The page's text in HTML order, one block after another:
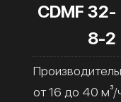
CDMF 32-
8-2
от 16 до 40 м³/